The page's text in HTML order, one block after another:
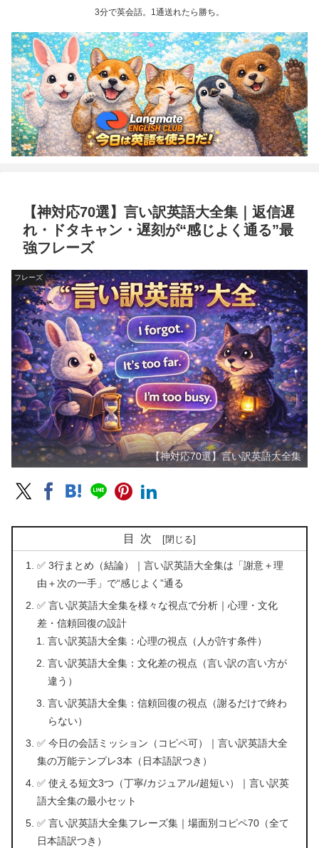
3分で英会話。1通送れたら勝ち。
【神対応70選】言い訳英語大全集｜返信遅
れ・ドタキャン・遅刻が“感じよく通る”最
強フレーズ
フレーズ
【神対応70選】言い訳英語大全集
目次
✅ 3行まとめ（結論）｜言い訳英語大全集は「謝意＋理
由＋次の一手」で“感じよく”通る
✅ 言い訳英語大全集を様々な視点で分析｜心理・文化
差・信頼回復の設計
言い訳英語大全集：心理の視点（人が許す条件）
言い訳英語大全集：文化差の視点（言い訳の言い方が
違う）
言い訳英語大全集：信頼回復の視点（謝るだけで終わ
らない）
✅ 今日の会話ミッション（コピペ可）｜言い訳英語大全
集の万能テンプレ3本（日本語訳つき）
✅ 使える短文3つ（丁寧/カジュアル/超短い）｜言い訳英
語大全集の最小セット
✅ 言い訳英語大全集フレーズ集｜場面別コピペ70（全て
日本語訳つき）